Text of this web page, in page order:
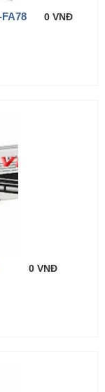
0 VNĐ
0 VNĐ